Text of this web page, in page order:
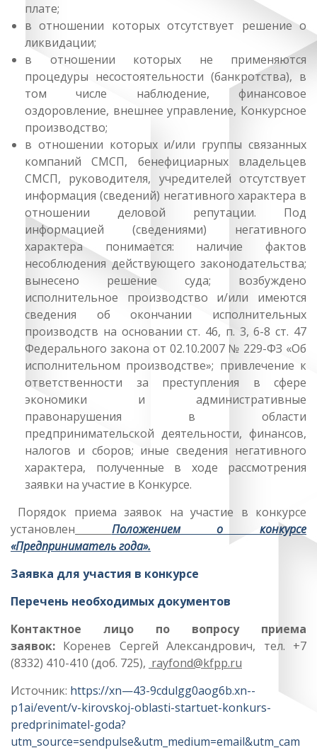
плате;
в отношении которых отсутствует решение о
ликвидации;
в отношении которых не применяются
процедуры несостоятельности (банкротства), в
том числе наблюдение, финансовое
оздоровление, внешнее управление, Конкурсное
производство;
в отношении которых и/или группы связанных
компаний СМСП, бенефициарных владельцев
СМСП, руководителя, учредителей отсутствует
информация (сведений) негативного характера в
отношении деловой репутации. Под
информацией (сведениями) негативного
характера понимается: наличие фактов
несоблюдения действующего законодательства;
вынесено решение суда; возбуждено
исполнительное производство и/или имеются
сведения об окончании исполнительных
производств на основании ст. 46, п. 3, 6-8 ст. 47
Федерального закона от 02.10.2007 № 229-ФЗ «Об
исполнительном производстве»; привлечение к
ответственности за преступления в сфере
экономики и административные
правонарушения в области
предпринимательской деятельности, финансов,
налогов и сборов; иные сведения негативного
характера, полученные в ходе рассмотрения
заявки на участие в Конкурсе.
Порядок приема заявок на участие в конкурсе
установлен
Положением о конкурсе
«Предприниматель года».
Заявка для участия в конкурсе
Перечень необходимых документов
Контактное лицо по вопросу приема
заявок: Коренев Сергей Александрович, тел. +7
(8332) 410-410 (доб. 725), rayfond@kfpp.ru
Источник: https://xn—43-9cdulgg0aog6b.xn--
p1ai/event/v-kirovskoj-oblasti-startuet-konkurs-
predprinimatel-goda?
utm_source=sendpulse&utm_medium=email&utm_cam